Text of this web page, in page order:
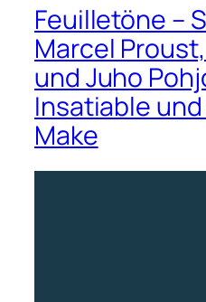
Feuilletöne –
Marcel
und Juho
Insatiable
Make